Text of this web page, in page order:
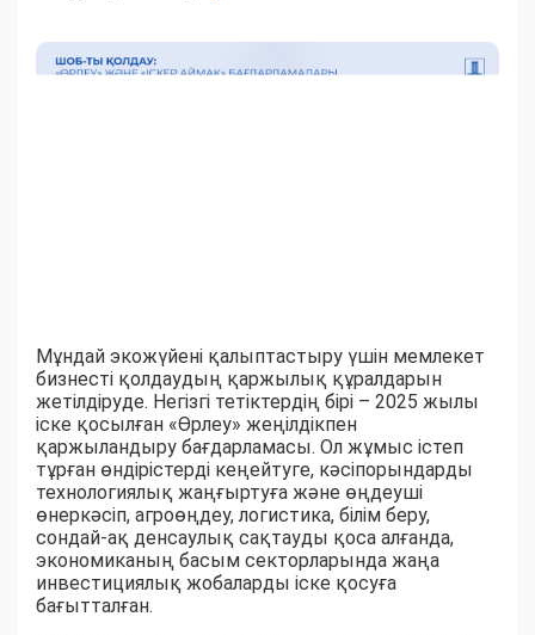
Мұндай экожүйені қалыптастыру үшін мемлекет
бизнесті қолдаудың қаржылық құралдарын
жетілдіруде. Негізгі тетіктердің бірі – 2025 жылы
іске қосылған «Өрлеу» жеңілдікпен
қаржыландыру бағдарламасы. Ол жұмыс істеп
тұрған өндірістерді кеңейтуге, кәсіпорындарды
технологиялық жаңғыртуға және өңдеуші
өнеркәсіп, агроөңдеу, логистика, білім беру,
сондай-ақ денсаулық сақтауды қоса алғанда,
экономиканың басым секторларында жаңа
инвестициялық жобаларды іске қосуға
бағытталған.